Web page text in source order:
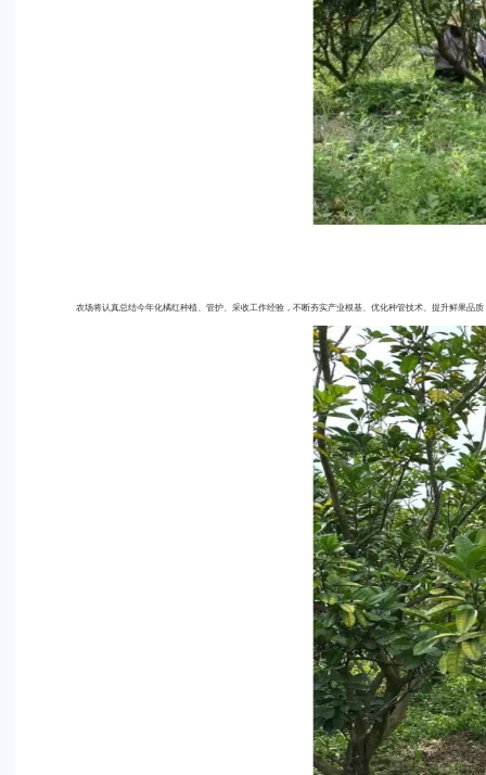
农场将认真总结今年化橘红种植、管护、采收工作经验，不断夯实产业根基、优化种管技术、提升鲜果品